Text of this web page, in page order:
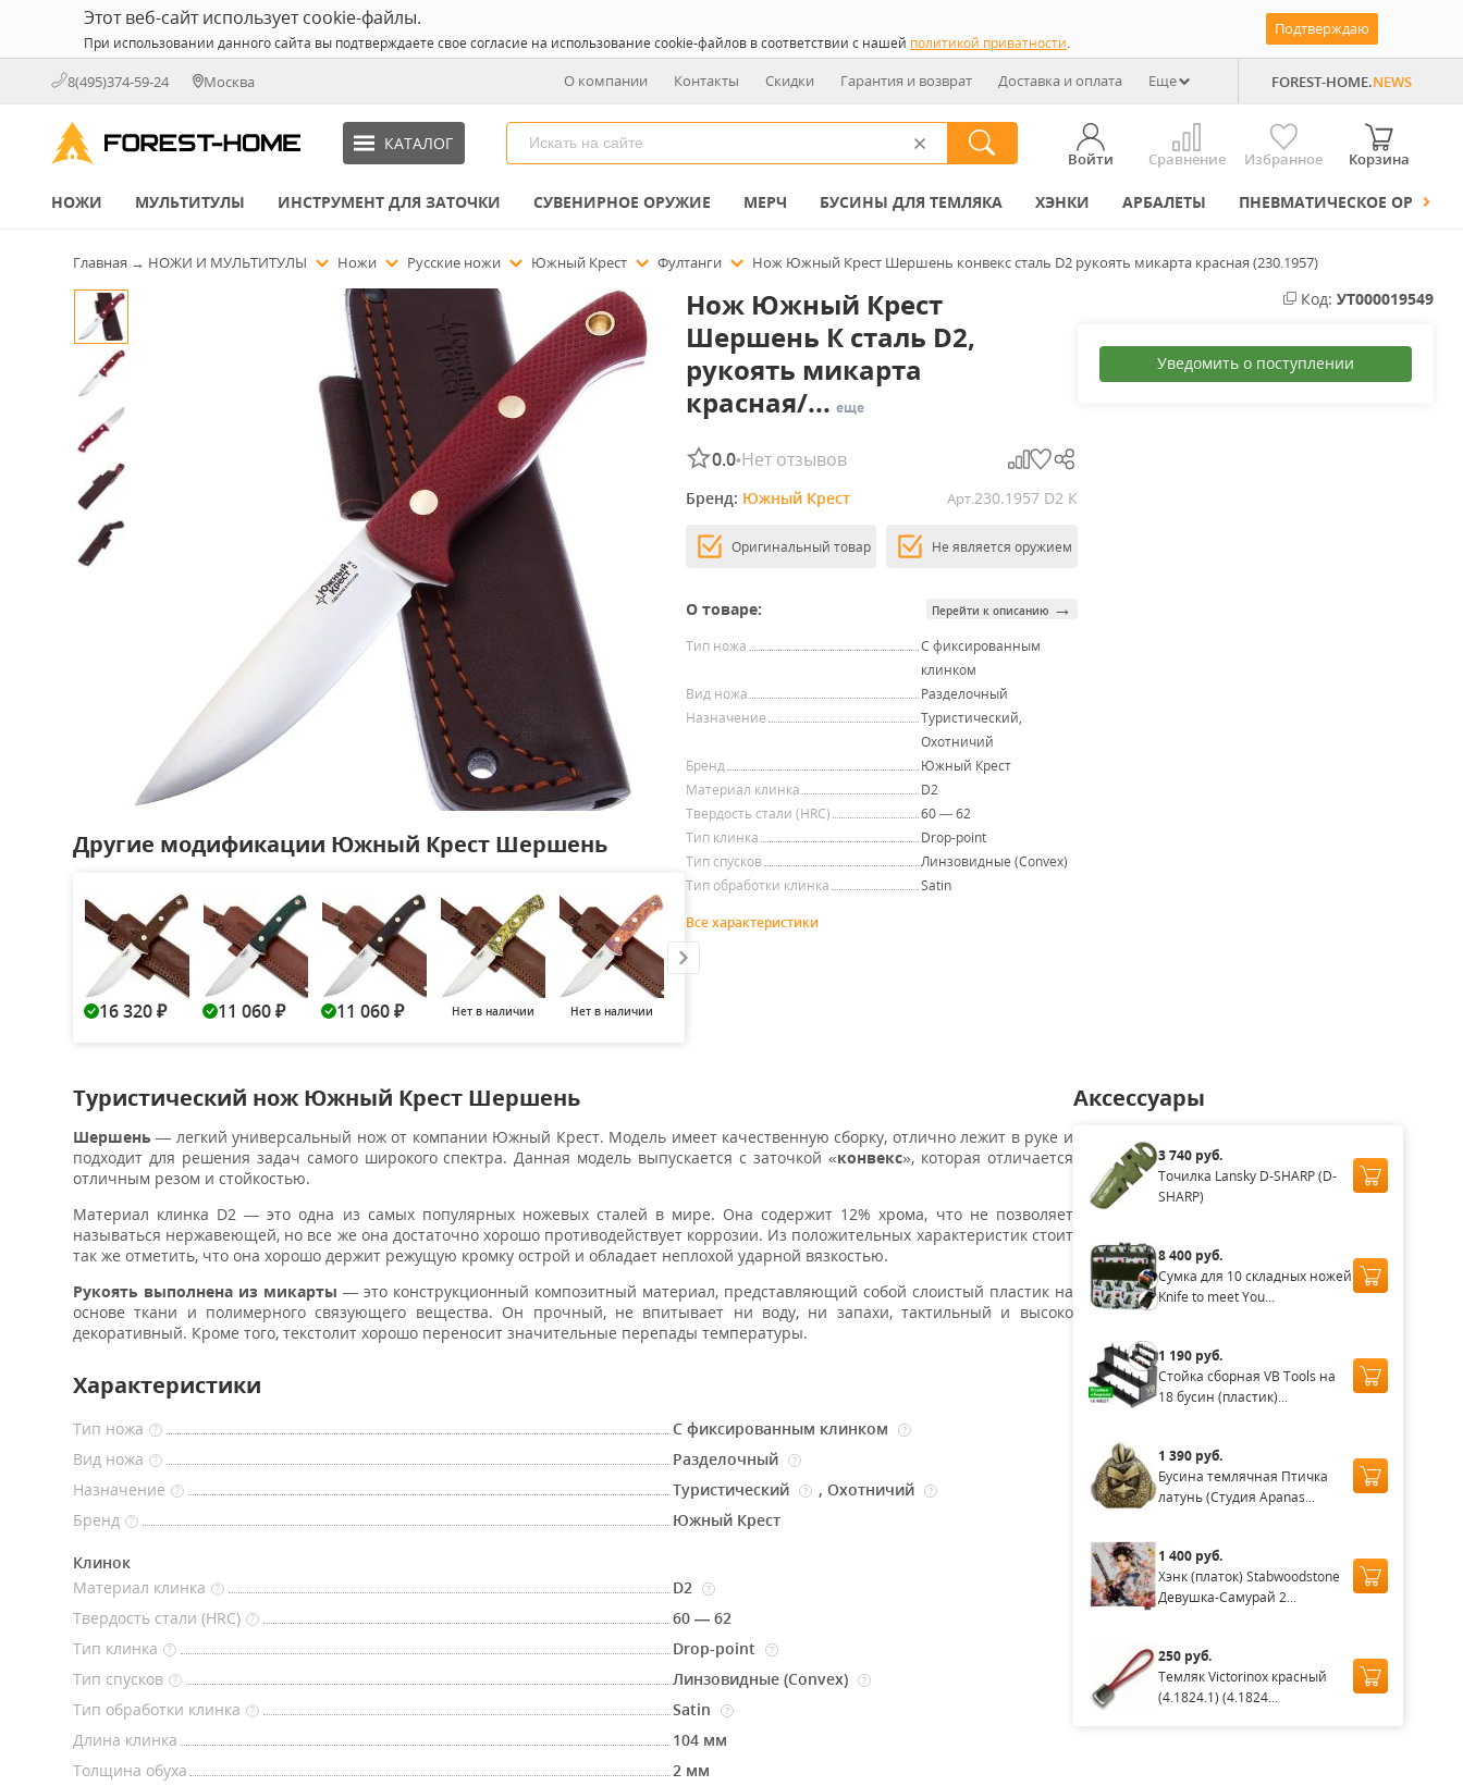
Этот веб-сайт использует cookie-файлы.
При использовании данного сайта вы подтверждаете свое согласие на использование cookie-файлов в соответствии с нашей политикой приватности.
Подтверждаю
8(495)374-59-24 Москва О компании Контакты Скидки Гарантия и возврат Доставка и оплата Еще FOREST-HOME.NEWS
КАТАЛОГ
Войти Сравнение Избранное Корзина
НОЖИ МУЛЬТИТУЛЫ ИНСТРУМЕНТ ДЛЯ ЗАТОЧКИ СУВЕНИРНОЕ ОРУЖИЕ МЕРЧ БУСИНЫ ДЛЯ ТЕМЛЯКА ХЭНКИ АРБАЛЕТЫ ПНЕВМАТИЧЕСКОЕ ОРУЖИЕ
Главная → НОЖИ И МУЛЬТИТУЛЫ Ножи Русские ножи Южный Крест Фултанги Нож Южный Крест Шершень конвекс сталь D2 рукоять микарта красная (230.1957)
Другие модификации Южный Крест Шершень
16 320 ₽ 11 060 ₽ 11 060 ₽ Нет в наличии Нет в наличии
Нож Южный Крест
Шершень К сталь D2,
рукоять микарта
красная/... еще
0.0•Нет отзывов
Бренд: Южный Крест Арт.230.1957 D2 К
Оригинальный товар Не является оружием
О товаре: Перейти к описанию →
Тип ножа
С фиксированным
клинком
Вид ножа
Разделочный
Назначение
Туристический,
Охотничий
Бренд
Южный Крест
Материал клинка
D2
Твердость стали (HRC)
60 — 62
Тип клинка
Drop-point
Тип спусков
Линзовидные (Convex)
Тип обработки клинка
Satin
Все характеристики
Код: УТ000019549
Уведомить о поступлении
Туристический нож Южный Крест Шершень
Шершень— легкий универсальный нож от компании Южный Крест. Модель имеет качественную сборку, отлично лежит в руке и
подходит для решения задач самого широкого спектра. Данная модель выпускается с заточкой «конвекс», которая отличается
отличным резом и стойкостью.
Материал клинка D2 — это одна из самых популярных ножевых сталей в мире. Она содержит 12% хрома, что не позволяет
называться нержавеющей, но все же она достаточно хорошо противодействует коррозии. Из положительных характеристик стоит
так же отметить, что она хорошо держит режущую кромку острой и обладает неплохой ударной вязкостью.
Рукоять выполнена из микарты — это конструкционный композитный материал, представляющий собой слоистый пластик на
основе ткани и полимерного связующего вещества. Он прочный, не впитывает ни воду, ни запахи, тактильный и высоко
декоративный. Кроме того, текстолит хорошо переносит значительные перепады температуры.
Характеристики
Тип ножа ? С фиксированным клинком ?
Вид ножа ? Разделочный ?
Назначение ? Туристический ? ,Охотничий ?
Бренд ? Южный Крест
Клинок
Материал клинка
? D2 ?
Твердость стали (HRC) ?
60 — 62
Тип клинка
? Drop-point ?
Тип спусков ? Линзовидные (Convex) ?
Тип обработки клинка ? Satin ?
Длина клинка
104 мм
Толщина обуха
2 мм
Аксессуары
3 740 руб.
Точилка Lansky D-SHARP (D-
SHARP)
8 400 руб.
Сумка для 10 складных ножей
Knife to meet You...
1 190 руб.
Стойка сборная VB Tools на
18 бусин (пластик)...
1 390 руб.
Бусина темлячная Птичка
латунь (Студия Apanas...
1 400 руб.
Хэнк (платок) Stabwoodstone
Девушка-Самурай 2...
250 руб.
Темляк Victorinox красный
(4.1824.1) (4.1824...